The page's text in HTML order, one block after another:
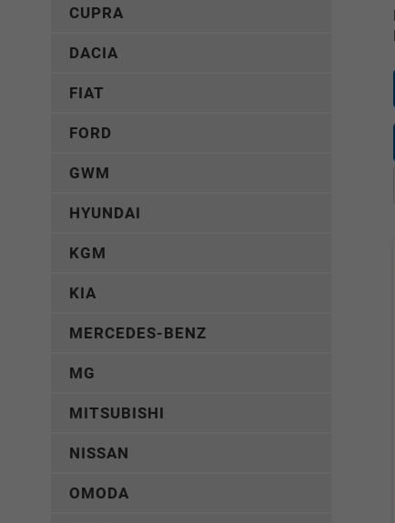
CUPRA
DACIA
FIAT
FORD
GWM
HYUNDAI
KGM
KIA
MERCEDES-BENZ
MG
MITSUBISHI
NISSAN
OMODA